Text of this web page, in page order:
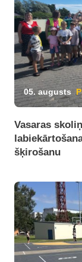
05. augusts
Vasaras
šķirošanu